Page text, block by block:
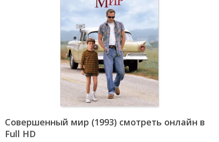
Совершенный мир (1993) смотреть онлайн в
Full HD